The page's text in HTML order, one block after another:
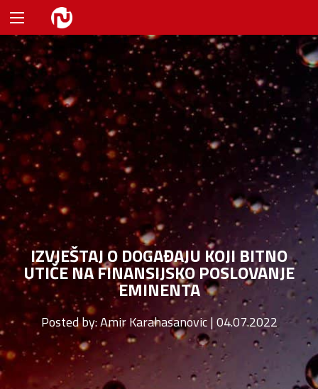
IZVJEŠTAJ O DOGAĐAJU KOJI BITNO
UTIČE NA FINANSIJSKO POSLOVANJE
EMINENTA
Posted by:Amir Karahasanovic | 04.07.2022